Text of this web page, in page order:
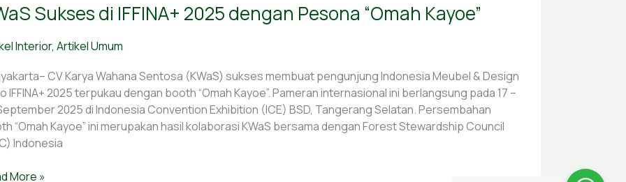
Sukses di IFFINA+ 2025 dengan Pesona “Omah Kayoe”
Interior, Artikel Umum
CV Karya Wahana Sentosa (KWaS) sukses membuat pengunjung Indonesia Meubel & Design
IFFINA+ 2025 terpukau dengan booth “Omah Kayoe”. Pameran internasional ini berlangsung pada 17 –
2025 di Indonesia Convention Exhibition (ICE) BSD, Tangerang Selatan. Persembahan
“Omah Kayoe” ini merupakan hasil kolaborasi KWaS bersama dengan Forest Stewardship Council
Indonesia
More »